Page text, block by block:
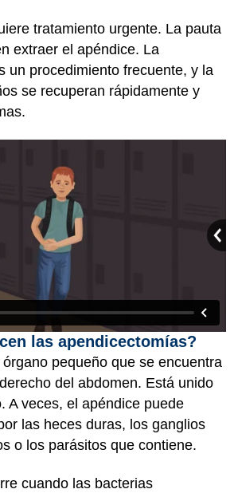
tratamiento urgente. La pauta
extraer el apéndice. La
un procedimiento frecuente, y la
se recuperan rápidamente y
las apendicectomías?
pequeño que se encuentra
del abdomen. Está unido
. A veces, el apéndice puede
las heces duras, los ganglios
o los parásitos que contiene.
cuando las bacterias